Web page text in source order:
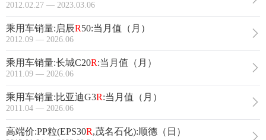
2012.02.27 — 2023.03.06
乘用车销量:启辰R50:当月值（月）
2012.09 — 2026.06
乘用车销量:长城C20R:当月值（月）
2011.09 — 2026.06
乘用车销量:比亚迪G3R:当月值（月）
2011.04 — 2026.06
高端价:PP粒(EPS30R,茂名石化):顺德（日）